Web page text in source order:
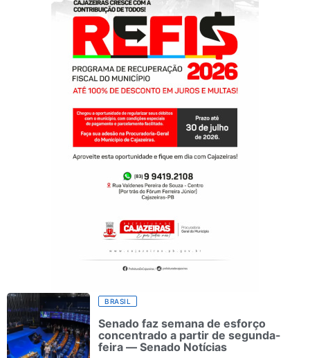
BRASIL
Senado faz semana de esforço
concentrado a partir de segunda-
feira — Senado Notícias